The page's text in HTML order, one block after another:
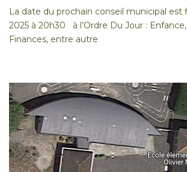
La date du prochain conseil municipal est
2025 à 20h30 à l’Ordre Du Jour :
Finances, entre autre